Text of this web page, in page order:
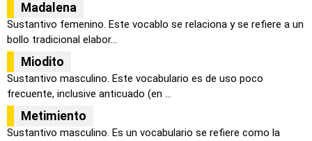
Madalena
Sustantivo femenino. Este vocablo se relaciona y se refiere a un
bollo tradicional elabor...
Miodito
Sustantivo masculino. Este vocabulario es de uso poco
frecuente, inclusive anticuado (en ...
Metimiento
Sustantivo masculino. Es un vocabulario se refiere como la